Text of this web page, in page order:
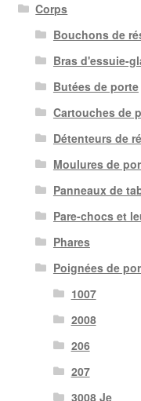
Corps
Bouchons de
Bras d'essuie-
Butées de porte
Cartouches de
Détenteurs de
Moulures de
Panneaux de
Pare-chocs et
Phares
Poignées de
1007
2008
206
207
3008 Je